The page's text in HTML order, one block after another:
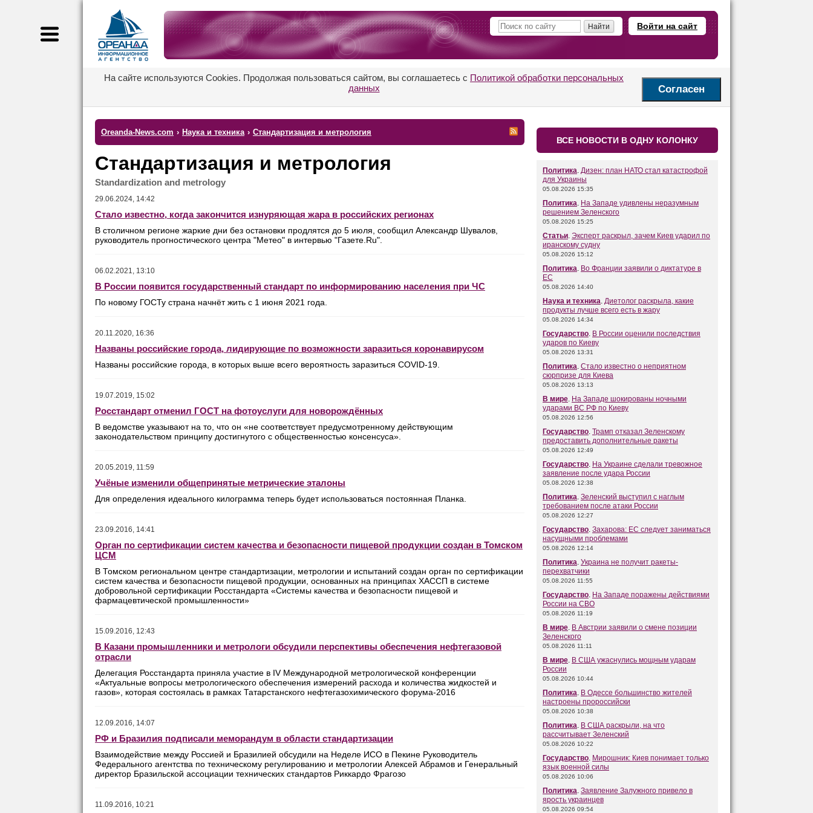
Войти на сайт
На сайте используются Cookies. Продолжая пользоваться сайтом, вы соглашаетесь с Политикой обработки персональных
данных
Согласен
Oreanda-News.com › Наука и техника › Стандартизация и метрология
Стандартизация и метрология
Standardization and metrology
29.06.2024, 14:42
Стало известно, когда закончится изнуряющая жара в российских регионах
В столичном регионе жаркие дни без остановки продлятся до 5 июля, сообщил Александр Шувалов,
руководитель прогностического центра "Метео" в интервью "Газете.Ru".
06.02.2021, 13:10
В России появится государственный стандарт по информированию населения при ЧС
По новому ГОСТу страна начнёт жить с 1 июня 2021 года.
20.11.2020, 16:36
Названы российские города, лидирующие по возможности заразиться коронавирусом
Названы российские города, в которых выше всего вероятность заразиться COVID-19.
19.07.2019, 15:02
Росстандарт отменил ГОСТ на фотоуслуги для новорождённых
В ведомстве указывают на то, что он «не соответствует предусмотренному действующим
законодательством принципу достигнутого с общественностью консенсуса».
20.05.2019, 11:59
Учёные изменили общепринятые метрические эталоны
Для определения идеального килограмма теперь будет использоваться постоянная Планка.
23.09.2016, 14:41
Орган по сертификации систем качества и безопасности пищевой продукции создан в Томском
ЦСМ
В Томском региональном центре стандартизации, метрологии и испытаний создан орган по сертификации
систем качества и безопасности пищевой продукции, основанных на принципах ХАССП в системе
добровольной сертификации Росстандарта «Системы качества и безопасности пищевой и
фармацевтической промышленности»
15.09.2016, 12:43
В Казани промышленники и метрологи обсудили перспективы обеспечения нефтегазовой
отрасли
Делегация Росстандарта приняла участие в IV Международной метрологической конференции
«Актуальные вопросы метрологического обеспечения измерений расхода и количества жидкостей и
газов», которая состоялась в рамках Татарстанского нефтегазохимического форума-2016
12.09.2016, 14:07
РФ и Бразилия подписали меморандум в области стандартизации
Взаимодействие между Россией и Бразилией обсудили на Неделе ИСО в Пекине Руководитель
Федерального агентства по техническому регулированию и метрологии Алексей Абрамов и Генеральный
директор Бразильской ассоциации технических стандартов Риккардо Фрагозо
11.09.2016, 10:21
ВСЕ НОВОСТИ В ОДНУ КОЛОНКУ
Политика. Дизен: план НАТО стал катастрофой
для Украины
05.08.2026 15:35
Политика. На Западе удивлены неразумным
решением Зеленского
05.08.2026 15:25
Статьи. Эксперт раскрыл, зачем Киев ударил по
иранскому судну
05.08.2026 15:12
Политика. Во Франции заявили о диктатуре в
ЕС
05.08.2026 14:40
Наука и техника. Диетолог раскрыла, какие
продукты лучше всего есть в жару
05.08.2026 14:34
Государство. В России оценили последствия
ударов по Киеву
05.08.2026 13:31
Политика. Стало известно о неприятном
сюрпризе для Киева
05.08.2026 13:13
В мире. На Западе шокированы ночными
ударами ВС РФ по Киеву
05.08.2026 12:56
Государство. Трамп отказал Зеленскому
предоставить дополнительные ракеты
05.08.2026 12:49
Государство. На Украине сделали тревожное
заявление после удара России
05.08.2026 12:38
Политика. Зеленский выступил с наглым
требованием после атаки России
05.08.2026 12:27
Государство. Захарова: ЕС следует заниматься
насущными проблемами
05.08.2026 12:14
Политика. Украина не получит ракеты-
перехватчики
05.08.2026 11:55
Государство. На Западе поражены действиями
России на СВО
05.08.2026 11:19
В мире. В Австрии заявили о смене позиции
Зеленского
05.08.2026 11:11
В мире. В США ужаснулись мощным ударам
России
05.08.2026 10:44
Политика. В Одессе большинство жителей
настроены пророссийски
05.08.2026 10:38
Политика. В США раскрыли, на что
рассчитывает Зеленский
05.08.2026 10:22
Государство. Мирошник: Киев понимает только
язык военной силы
05.08.2026 10:06
Политика. Заявление Залужного привело в
ярость украинцев
05.08.2026 09:54